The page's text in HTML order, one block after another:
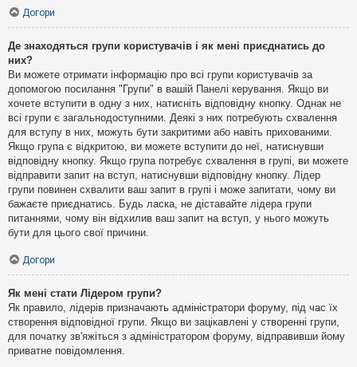
Догори
Де знаходяться групи користувачів і як мені приєднатись до
них?
Ви можете отримати інформацію про всі групи користувачів за
допомогою посилання "Групи" в вашій Панелі керування. Якщо ви
хочете вступити в одну з них, натисніть відповідну кнопку. Однак не
всі групи є загальнодоступними. Деякі з них потребують схвалення
для вступу в них, можуть бути закритими або навіть прихованими.
Якщо група є відкритою, ви можете вступити до неї, натиснувши
відповідну кнопку. Якщо група потребує схвалення в групі, ви можете
відправити запит на вступ, натиснувши відповідну кнопку. Лідер
групи повинен схвалити ваш запит в групі і може запитати, чому ви
бажаєте приєднатись. Будь ласка, не діставайте лідера групи
питаннями, чому він відхилив ваш запит на вступ, у нього можуть
бути для цього свої причини.
Догори
Як мені стати Лідером групи?
Як правило, лідерів призначають адміністратори форуму, під час їх
створення відповідної групи. Якщо ви зацікавлені у створенні групи,
для початку зв'яжіться з адміністратором форуму, відправивши йому
приватне повідомлення.